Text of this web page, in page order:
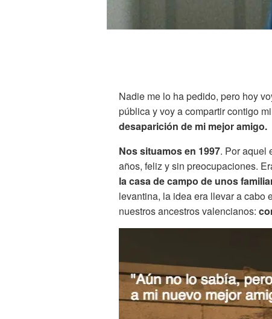
Nadie me lo ha pedido, pero hoy
pública y voy a compartir contigo
desaparición de mi mejor amigo.
Nos situamos en 1997. Por aquel
años, feliz y sin preocupaciones.
la casa de campo de unos
levantina, la idea era llevar a cabo
nuestros ancestros valencianos: